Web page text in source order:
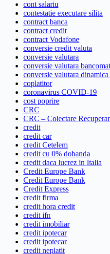
cont salariu
contestatie executare silita
contract banca
contract credit
contract Vodafone
conversie credit valuta
conversie valutara
conversie valutara bancomat
conversie valutara
coplatitor
coronavirus COVID-19
cost poprire
CRC
CRC – Colectare
credit
credit car
credit Cetelem
credit cu 0% dobanda
credit daca lucrez in Italia
Credit Europe Bank
Credit Europe Bank
Credit Express
credit firma
credit hora credit
credit ifn
credit imobiliar
credit ipotecar
credit ipotecar
credit neplatit